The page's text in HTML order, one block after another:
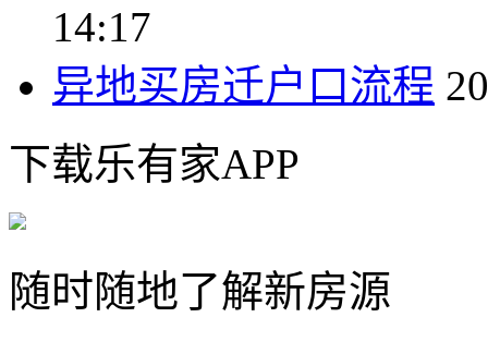
14:17
异地买房迁户口流程
下载乐有家APP
随时随地了解新房源